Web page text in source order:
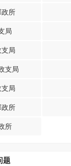
政所
局
局
支局
局
政所
所
题